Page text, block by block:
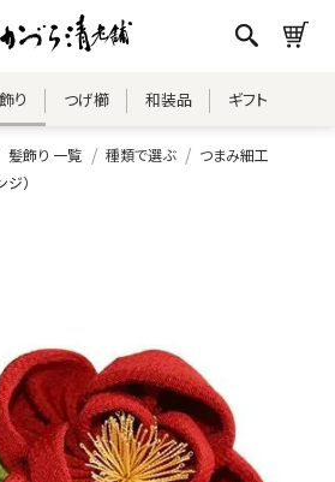
り つげ櫛 和装品 ギフト
髪飾り 一覧 種類で選ぶ
つまみ細工
）